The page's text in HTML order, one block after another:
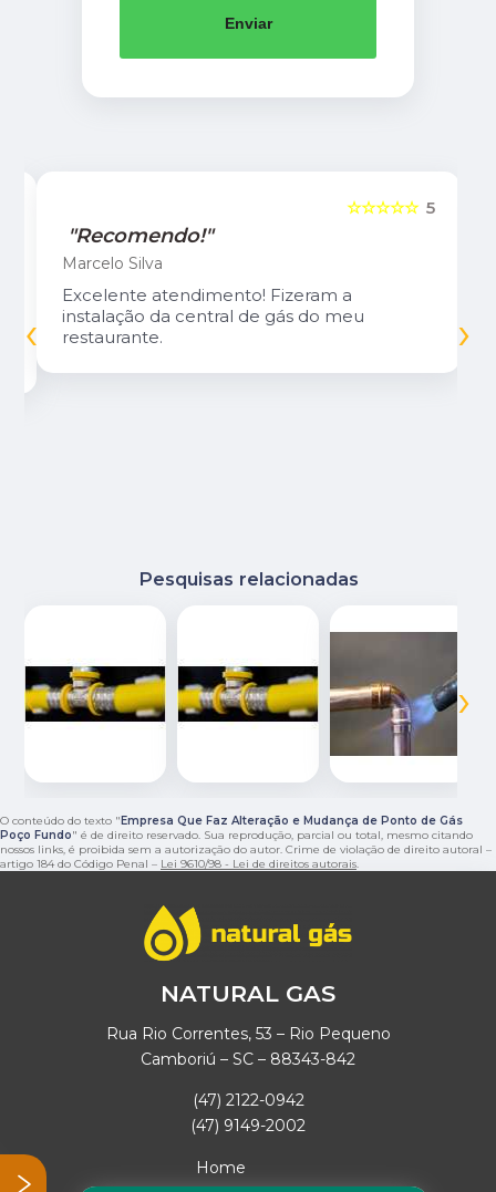
Enviar
5
☆☆☆☆☆
"Recomendo!"
Marcelo Silva
Excelente atendimento! Fizeram a
instalação da central de gás do meu
restaurante.
‹ ›
Pesquisas relacionadas
‹ ›
O conteúdo do texto " Empresa Que Faz Alteração e Mudança de Ponto de Gás
Poço Fundo" é de direito reservado. Sua reprodução, parcial ou total, mesmo citando
nossos links, é proibida sem a autorização do autor. Crime de violação de direito autoral –
artigo 184 do Código Penal – Lei 9610/98 - Lei de direitos autorais.
NATURAL GAS
Rua Rio Correntes, 53 – Rio Pequeno
Camboriú – SC – 88343-842
(47) 2122-0942
(47) 9149-2002
Home